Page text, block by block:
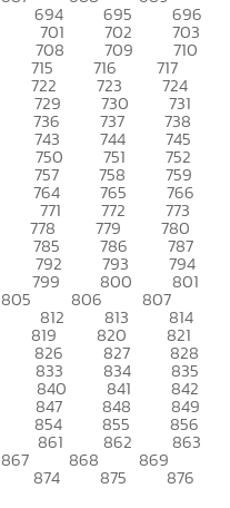
694 695 696
701 702 703
708 709 710
715 716 717
722 723 724
729 730 731
736 737 738
743 744 745
750 751 752
757 758 759
764 765 766
771 772 773
778 779 780
785 786 787
792 793 794
799 800 801
805 806 807
812 813 814
819 820 821
826 827 828
833 834 835
840 841 842
847 848 849
854 855 856
861 862 863
867 868 869
874 875 876